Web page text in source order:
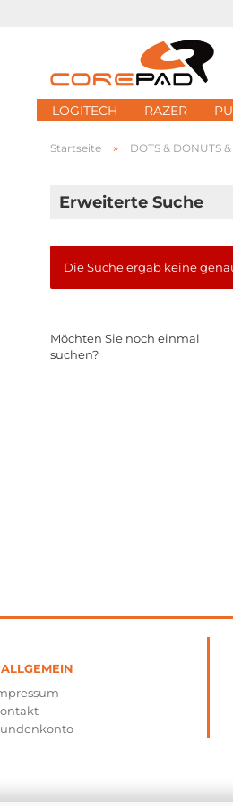
LOGITECH RAZER
Startseite » DOTS & DONUTS
Erweiterte Suche
Die Suche ergab keine
SIE
NOCH
Möchten Sie noch einmal
suchen?
ALLGEMEIN